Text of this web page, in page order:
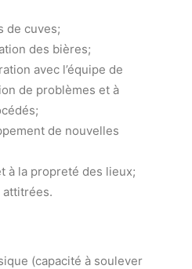
de cuves;
des bières;
avec l’équipe de
de problèmes et à
de nouvelles
à la propreté des lieux;
attitrées.
(capacité à soulever